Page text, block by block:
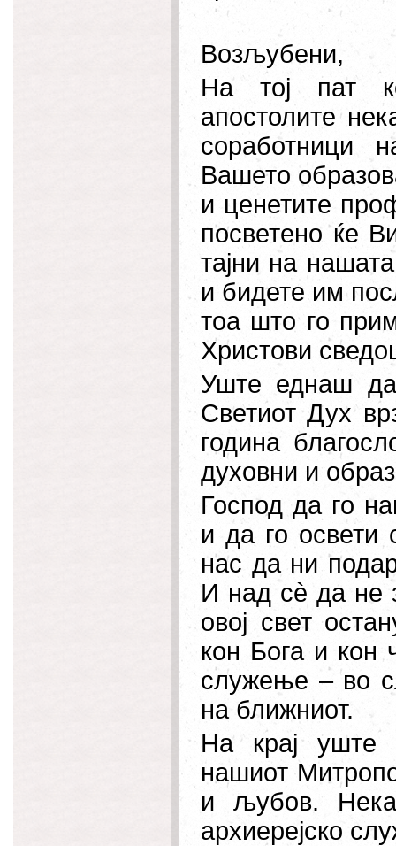
Возљубени,
На тој пат
апостолите
соработници
Вашето
и ценетите
посветено ќе
тајни на
и бидете им
тоа што го
Христови
Уште еднаш
Светиот Дух
година
духовни и
Господ да го
и да го освети
нас да ни
И над сè да не
овој свет
кон Бога и кон
служење – во
на ближниот.
На крај уште
нашиот
и љубов. Нека
архиерејско